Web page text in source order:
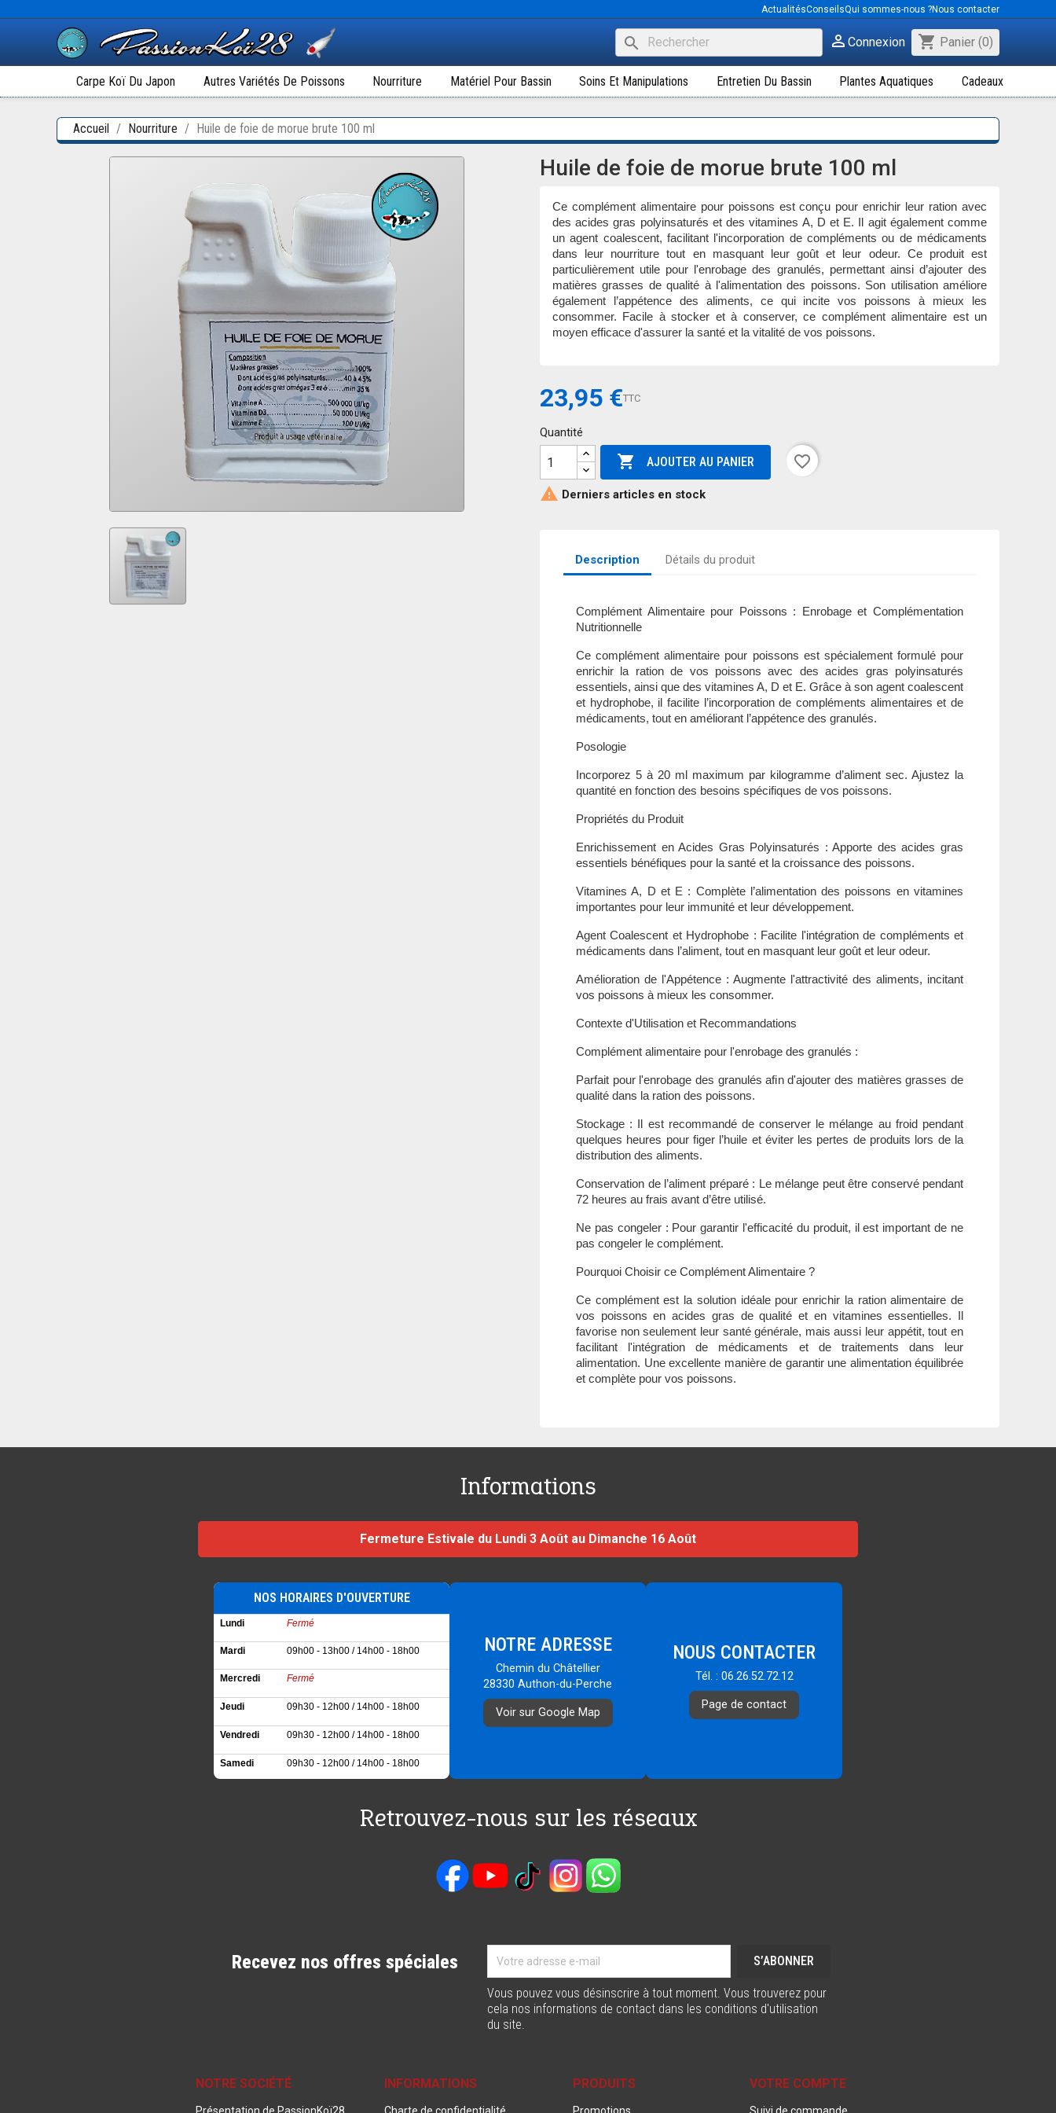
ActualitésConseilsQui sommes-nous ?Nous contacter
search  Connexion shopping_cart Panier (0)
Carpe Koï Du Japon Autres Variétés De Poissons Nourriture Matériel Pour Bassin Soins Et Manipulations Entretien Du Bassin Plantes Aquatiques Cadeaux
Accueil Nourriture Huile de foie de morue brute 100 ml
Huile de foie de morue brute 100 ml
Ce complément alimentaire pour poissons est conçu pour enrichir leur ration avec
des acides gras polyinsaturés et des vitamines A, D et E. Il agit également comme
un agent coalescent, facilitant l'incorporation de compléments ou de médicaments
dans leur nourriture tout en masquant leur goût et leur odeur. Ce produit est
particulièrement utile pour l'enrobage des granulés, permettant ainsi d’ajouter des
matières grasses de qualité à l'alimentation des poissons. Son utilisation améliore
également l’appétence des aliments, ce qui incite vos poissons à mieux les
consommer. Facile à stocker et à conserver, ce complément alimentaire est un
moyen efficace d'assurer la santé et la vitalité de vos poissons.
23,95 €TTC
Quantité
 AJOUTER AU PANIER
favorite_border
 Derniers articles en stock
Description Détails du produit
Complément Alimentaire pour Poissons : Enrobage et Complémentation
Nutritionnelle
Ce complément alimentaire pour poissons est spécialement formulé pour
enrichir la ration de vos poissons avec des acides gras polyinsaturés
essentiels, ainsi que des vitamines A, D et E. Grâce à son agent coalescent
et hydrophobe, il facilite l’incorporation de compléments alimentaires et de
médicaments, tout en améliorant l’appétence des granulés.
Posologie
Incorporez 5 à 20 ml maximum par kilogramme d’aliment sec. Ajustez la
quantité en fonction des besoins spécifiques de vos poissons.
Propriétés du Produit
Enrichissement en Acides Gras Polyinsaturés : Apporte des acides gras
essentiels bénéfiques pour la santé et la croissance des poissons.
Vitamines A, D et E : Complète l’alimentation des poissons en vitamines
importantes pour leur immunité et leur développement.
Agent Coalescent et Hydrophobe : Facilite l'intégration de compléments et
médicaments dans l’aliment, tout en masquant leur goût et leur odeur.
Amélioration de l'Appétence : Augmente l'attractivité des aliments, incitant
vos poissons à mieux les consommer.
Contexte d'Utilisation et Recommandations
Complément alimentaire pour l'enrobage des granulés :
Parfait pour l'enrobage des granulés afin d'ajouter des matières grasses de
qualité dans la ration des poissons.
Stockage : Il est recommandé de conserver le mélange au froid pendant
quelques heures pour figer l’huile et éviter les pertes de produits lors de la
distribution des aliments.
Conservation de l’aliment préparé : Le mélange peut être conservé pendant
72 heures au frais avant d’être utilisé.
Ne pas congeler : Pour garantir l'efficacité du produit, il est important de ne
pas congeler le complément.
Pourquoi Choisir ce Complément Alimentaire ?
Ce complément est la solution idéale pour enrichir la ration alimentaire de
vos poissons en acides gras de qualité et en vitamines essentielles. Il
favorise non seulement leur santé générale, mais aussi leur appétit, tout en
facilitant l'intégration de médicaments et de traitements dans leur
alimentation. Une excellente manière de garantir une alimentation équilibrée
et complète pour vos poissons.
Informations
Fermeture Estivale du Lundi 3 Août au Dimanche 16 Août
NOS HORAIRES D'OUVERTURE
Lundi Fermé
Mardi 09h00 - 13h00 / 14h00 - 18h00
Mercredi Fermé
Jeudi 09h30 - 12h00 / 14h00 - 18h00
Vendredi 09h30 - 12h00 / 14h00 - 18h00
Samedi 09h30 - 12h00 / 14h00 - 18h00
NOTRE ADRESSE
Chemin du Châtellier
28330 Authon-du-Perche
Voir sur Google Map
NOUS CONTACTER
Tél. : 06.26.52.72.12
Page de contact
Retrouvez-nous sur les réseaux
Recevez nos offres spéciales
Vous pouvez vous désinscrire à tout moment. Vous trouverez pour
cela nos informations de contact dans les conditions d'utilisation
du site.
NOTRE SOCIÉTÉ INFORMATIONS PRODUITS VOTRE COMPTE